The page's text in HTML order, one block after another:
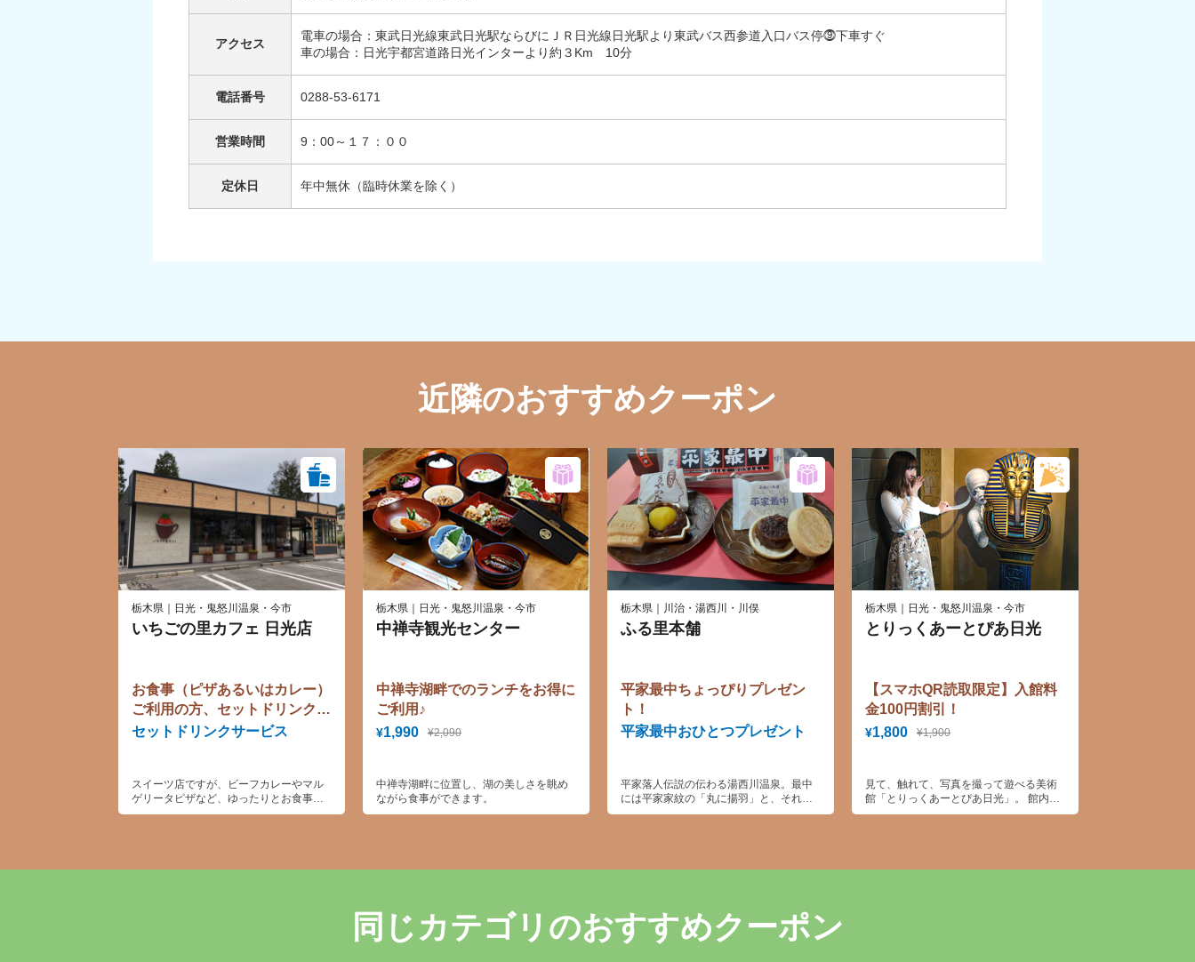
アクセス
電車の場合：東武日光線東武日光駅ならびにＪＲ日光線日光駅より東武バス西参道入口バス停⓽下車すぐ
車の場合：日光宇都宮道路日光インターより約３Km 10分
電話番号 0288-53-6171
営業時間 9：00～１７：００
定休日 年中無休（臨時休業を除く）
近隣のおすすめクーポン
栃木県｜日光・鬼怒川温泉・今市
いちごの里カフェ 日光店
お食事（ピザあるいはカレー）
ご利用の方、セットドリンクサ
ービス
セットドリンクサービス
スイーツ店ですが、ビーフカレーやマル
ゲリータピザなど、ゆったりとお食事を
お楽しみいただけます。
栃木県｜日光・鬼怒川温泉・今市
中禅寺観光センター
中禅寺湖畔でのランチをお得に
ご利用♪
¥1,990 ¥2,090
中禅寺湖畔に位置し、湖の美しさを眺め
ながら食事ができます。
栃木県｜川治・湯西川・川俣
ふる里本舗
平家最中ちょっぴりプレゼン
ト！
平家最中おひとつプレゼント
平家落人伝説の伝わる湯西川温泉。最中
には平家家紋の「丸に揚羽」と、それを
隠すために落人が使った「丸に片喰」を
栃木県｜日光・鬼怒川温泉・今市
とりっくあーとぴあ日光
【スマホQR読取限定】入館料
金100円割引！
¥1,800 ¥1,900
見て、触れて、写真を撮って遊べる美術
館「とりっくあーとぴあ日光」。 館内に
は目の錯覚を利用した様々な仕掛けがい
同じカテゴリのおすすめクーポン